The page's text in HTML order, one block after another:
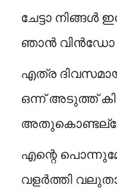
ചേട്ടാ നിങ്ങൾ
ഞാൻ വിൻഡോ
എത്ര
ഒന്ന് അടുത്ത്
എന്റെ
വളർത്തി